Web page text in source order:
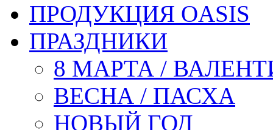
ПРОДУКЦИЯ OASIS
ПРАЗДНИКИ
8 МАРТА /
ВЕСНА / ПАСХА
НОВЫЙ ГОД